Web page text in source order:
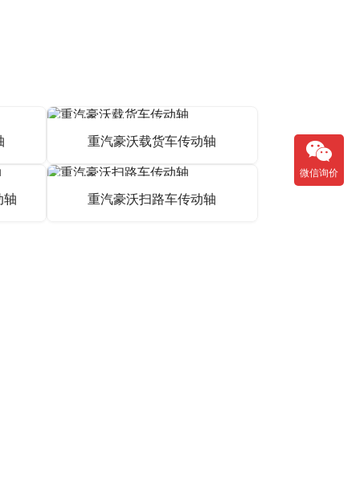
功，不但标志着在我国自动驾驶电动式货车
动化技术集装箱码头水准运送难点出示了行得
出了有利探寻。
微信询价